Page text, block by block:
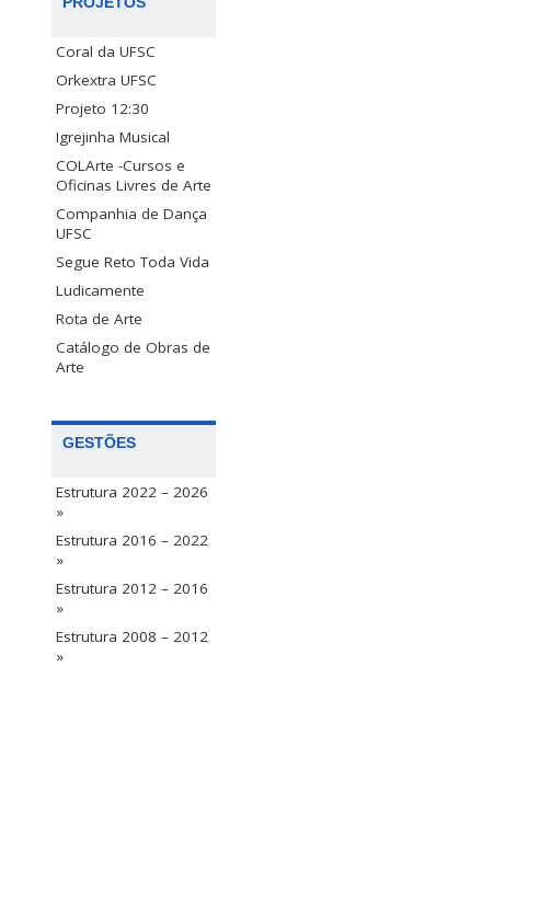
Coral da UFSC
Orkextra UFSC
Projeto 12:30
Igrejinha Musical
COLArte -Cursos e
Oficinas Livres de Arte
Companhia de Dança
UFSC
Segue Reto Toda Vida
Ludicamente
Rota de Arte
Catálogo de Obras de
Arte
GESTÕES
Estrutura 2022 – 2026
»
Estrutura 2016 – 2022
»
Estrutura 2012 – 2016
»
Estrutura 2008 – 2012
»